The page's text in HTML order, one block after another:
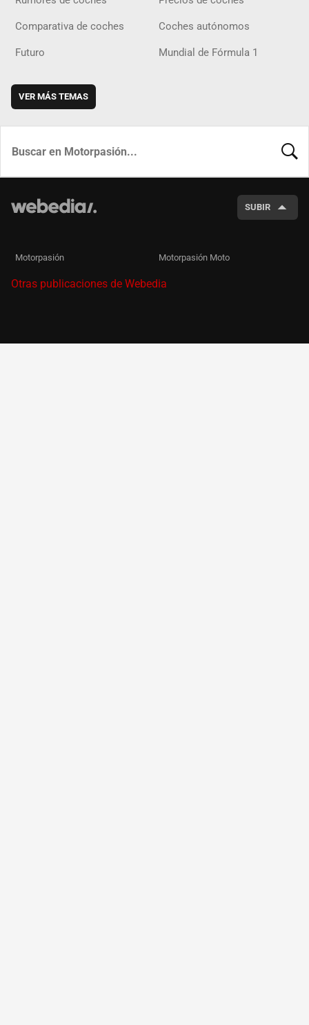
Comparativa de coches Coches autónomos
Futuro Mundial de Fórmula 1
VER MÁS TEMAS
SUBIR
Motorpasión Motorpasión Moto
Otras publicaciones de Webedia